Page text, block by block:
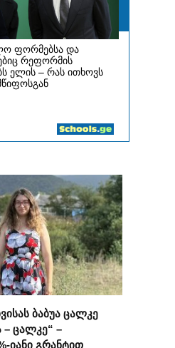
ბაბუა ცალკე
ცალკე“ –
იანი გრანტით